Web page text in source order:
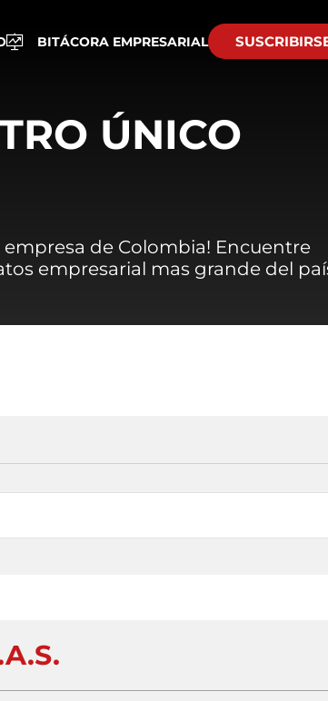
BITÁCORA EMPRESARIAL
ÚNICO
de Colombia! Encuentre
empresarial mas grande del